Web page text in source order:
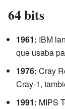
64 bits
1961: IBM
que usaba
1976: Cray
Cray-1,
1991: MIPS